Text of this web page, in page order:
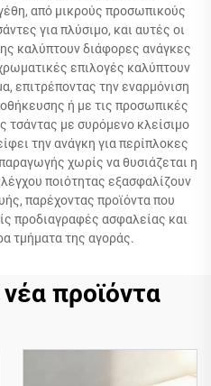
από μικρούς προσωπικούς
για πλύσιμο, και αυτές οι
καλύπτουν διάφορες ανάγκες
επιλογές καλύπτουν
επιτρέποντας την εναρμόνιση
ή με τις προσωπικές
τσάντας με συρόμενο κλείσιμο
την ανάγκη για περίπλοκες
χωρίς να θυσιάζεται η
ποιότητας εξασφαλίζουν
παρέχοντας προϊόντα που
προδιαγραφές ασφαλείας και
τμήματα της αγοράς.
προϊόντα